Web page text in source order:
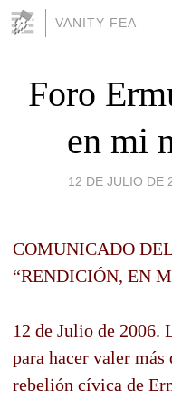
VANITY FEA
Foro
en mi
12 DE JULIO DE
COMUNICADO
“RENDICIÓN, EN
12 de Julio de 2006.
para hacer valer
rebelión cívica de